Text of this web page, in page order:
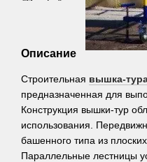
Описание
Строительная вышка-
предназначенная для
Конструкция вышки-тур
использования.
башенного типа из
Параллельные лестницы